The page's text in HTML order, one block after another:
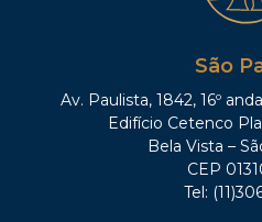
São
Av. Paulista, 1842, 16º
Edifício Cetenco
Bela Vista –
CEP
Tel: